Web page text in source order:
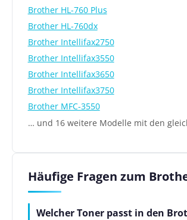
Brother HL-760 Plus
Brother HL-760dx
Brother Intellifax2750
Brother Intellifax3550
Brother Intellifax3650
Brother Intellifax3750
Brother MFC-3550
… und 16 weitere Modelle mit den
Häufige Fragen zum
Welcher Toner passt in den